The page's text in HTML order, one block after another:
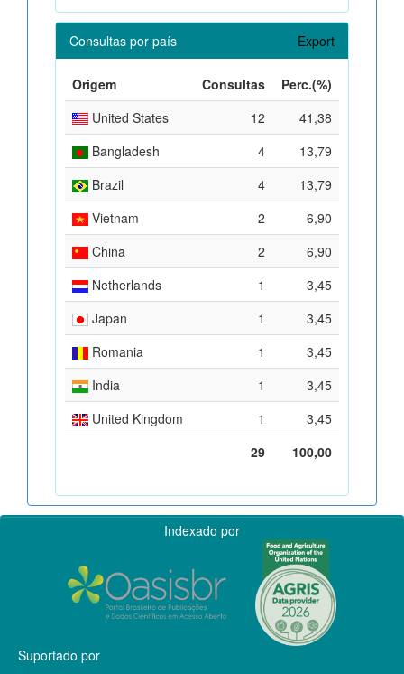
Consultas por país Export
Origem Consultas
Perc.(%)
United States
12
41,38
Bangladesh
4
13,79
Brazil
4
13,79
Vietnam
2
6,90
China
2
6,90
Netherlands
1
3,45
Japan
1
3,45
Romania
1
3,45
India
1
3,45
United Kingdom
1
3,45
29
100,00
Indexado por
Suportado por